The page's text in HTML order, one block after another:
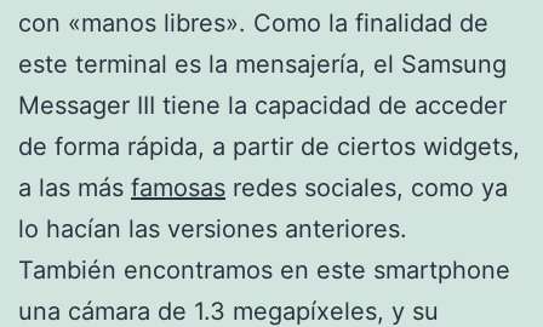
con «manos libres». Como la finalidad de
este terminal es la mensajería, el Samsung
Messager III tiene la capacidad de acceder
de forma rápida, a partir de ciertos widgets,
a las más famosas redes sociales, como ya
lo hacían las versiones anteriores.
También encontramos en este smartphone
una cámara de 1.3 megapíxeles, y su